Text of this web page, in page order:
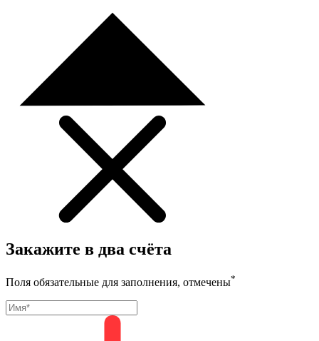
Закажите в два счёта
Поля обязательные для заполнения, отмечены*